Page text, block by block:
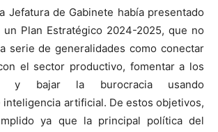
Jefatura de Gabinete había presentado
un Plan Estratégico 2024-2025, que no
serie de generalidades como conectar
el sector productivo, fomentar a los
y bajar la burocracia usando
inteligencia artificial. De estos objetivos,
ya que la principal política del